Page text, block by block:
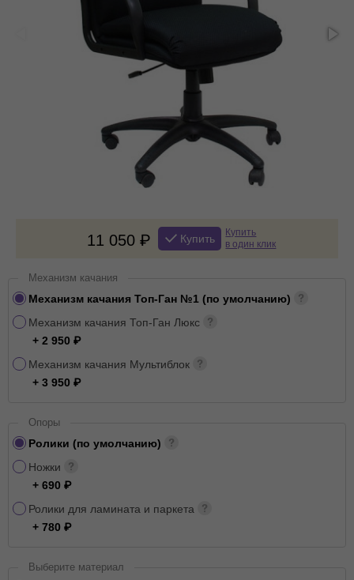
11 050 Купить
Купить
в один клик
Механизм качания
Механизм качания Топ-Ган №1 (по умолчанию)
Механизм качания Топ-Ган Люкс
+ 2 950
Механизм качания Мультиблок
+ 3 950
Опоры
Ролики (по умолчанию)
Ножки
+ 690
Ролики для ламината и паркета
+ 780
Выберите материал